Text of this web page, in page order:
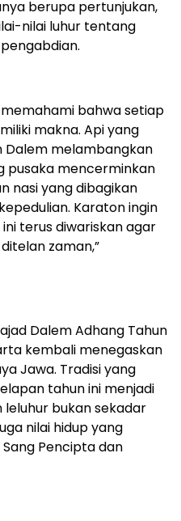
berupa pertunjukan,
nilai luhur tentang
bahwa setiap
makna. Api yang
Dalem melambangkan
pusaka mencerminkan
nasi yang dibagikan
Karaton ingin
terus diwariskan agar
zaman,”
Dalem Adhang Tahun
kembali menegaskan
Jawa. Tradisi yang
tahun ini menjadi
bukan sekadar
nilai hidup yang
Pencipta dan